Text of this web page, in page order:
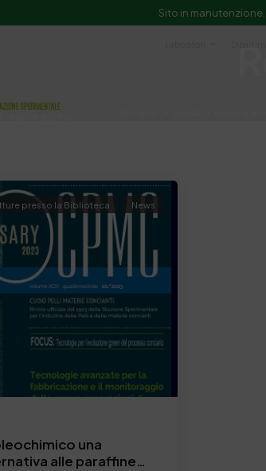
Sito in
presso la Biblioteca News
una
alle paraffine